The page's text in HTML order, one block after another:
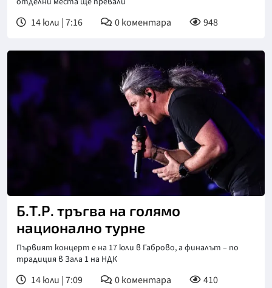
14 юли | 7:16 0коментара 948
Б.Т.Р. тръгва на голямо
национално турне
Първият концерт е на 17 юли в Габрово, а финалът – по
традиция в Зала 1 на НДК
14 юли | 7:09 0коментара 410